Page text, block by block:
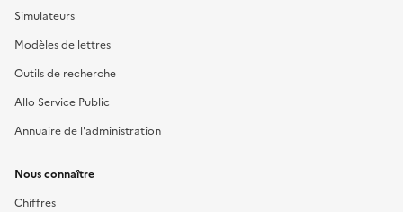
Simulateurs
Modèles de lettres
Outils de recherche
Allo Service Public
Annuaire de l'administration
Nous connaître
Chiffres